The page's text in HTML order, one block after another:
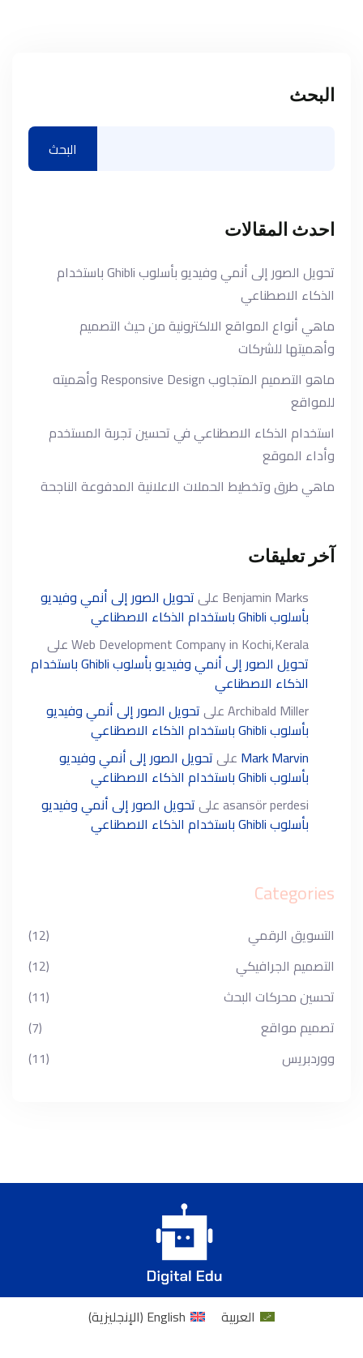
البحث
البحث
احدث المقالات
تحويل الصور إلى أنمي وفيديو بأسلوب Ghibli باستخدام
الذكاء الاصطناعي
ماهي أنواع المواقع الالكترونية من حيث التصميم
وأهميتها للشركات
ماهو التصميم المتجاوب Responsive Design وأهميته
للمواقع
استخدام الذكاء الاصطناعي في تحسين تجربة المستخدم
وأداء الموقع
ماهي طرق وتخطيط الحملات الاعلانية المدفوعة الناجحة
آخر تعليقات
Benjamin Marks علىتحويل الصور إلى أنمي وفيديو
بأسلوب Ghibli باستخدام الذكاء الاصطناعي
Web Development Company in Kochi,Keralaعلى
تحويل الصور إلى أنمي وفيديو بأسلوب Ghibli باستخدام
الذكاء الاصطناعي
Archibald Millerعلىتحويل الصور إلى أنمي وفيديو
بأسلوب Ghibli باستخدام الذكاء الاصطناعي
Mark Marvin علىتحويل الصور إلى أنمي وفيديو
بأسلوب Ghibli باستخدام الذكاء الاصطناعي
asansör perdesiعلىتحويل الصور إلى أنمي وفيديو
بأسلوب Ghibli باستخدام الذكاء الاصطناعي
Categories
التسويق الرقمي
(12)
التصميم الجرافيكي
(12)
تحسين محركات البحث
(11)
تصميم مواقع
(7)
ووردبريس
(11)
العربية English
(الإنجليزية)